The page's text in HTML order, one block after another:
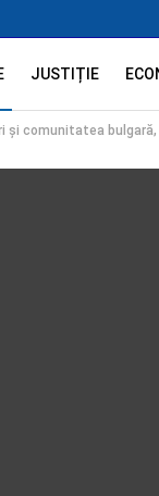
JUSTIȚIE
și comunitatea